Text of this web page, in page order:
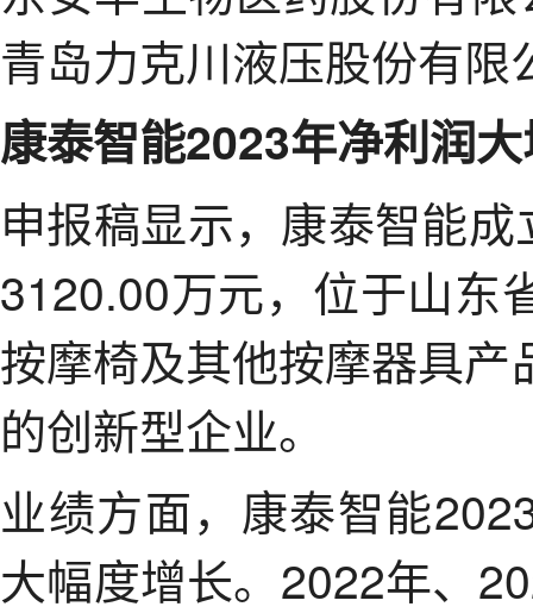
青岛力克川液压股份有限
康泰智能2023年净利润
申报稿显示，康泰智能
3120.00万元，位于山东
按摩椅及其他按摩器具
的创新型企业。
业绩方面，康泰智能
大幅度增长。2022年、